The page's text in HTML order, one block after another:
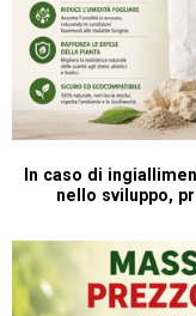
In caso di
nello sviluppo,